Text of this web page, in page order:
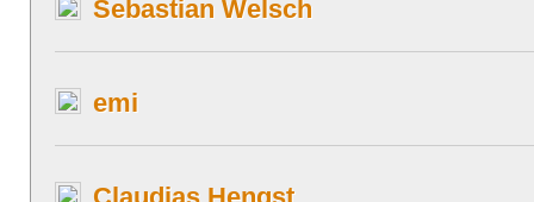
Sebastian Welsch
emi